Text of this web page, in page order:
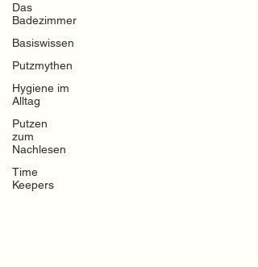
Das
Badezimmer
Basiswissen
Putzmythen
Hygiene im
Alltag
Putzen
zum
Nachlesen
Time
Keepers